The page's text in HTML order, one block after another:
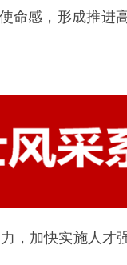
命感，形成推进
加快实施人才